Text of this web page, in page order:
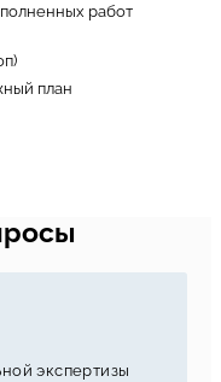
работ
план
экспертизы